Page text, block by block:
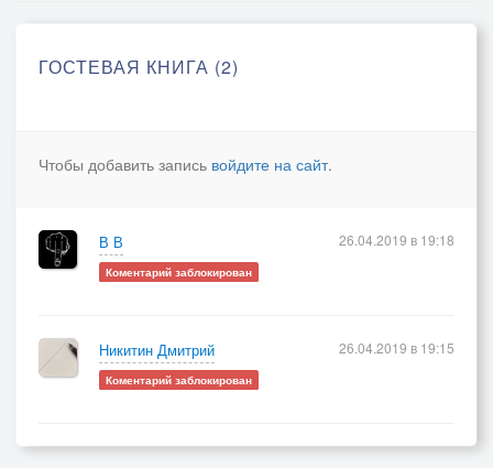
ГОСТЕВАЯ КНИГА (2)
Чтобы добавить запись войдите на сайт.
В В
Коментарий заблокирован
26.04.2019 в 19:18
Никитин Дмитрий
Коментарий заблокирован
26.04.2019 в 19:15